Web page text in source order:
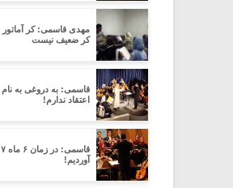
مهدی قاسمی: کر آماتور
کر ضعیف نیست
قاسمی: به دروغی به نام
اعتقاد ندارم!
آوردیم!